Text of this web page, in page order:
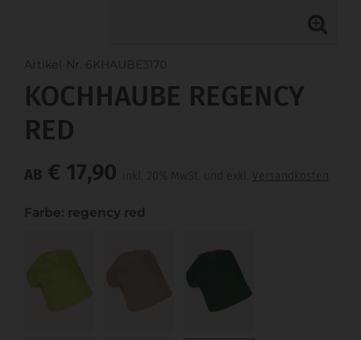
Artikel-Nr. 6KHAUBE3170
KOCHHAUBE REGENCY
RED
AB € 17,90 inkl. 20% MwSt. und exkl. Versandkosten
Farbe: regency red